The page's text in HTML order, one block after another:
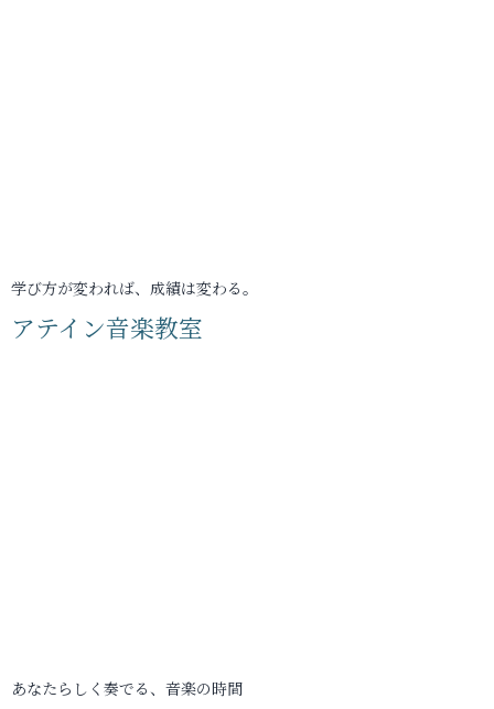
学び方が変われば、成績は変わる。
アテイン音楽教室
あなたらしく奏でる、音楽の時間